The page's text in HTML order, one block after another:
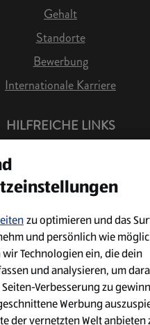
Gehalt
Standorte
Bewerbung
Internationale Karriere
HILFREICHE LINKS
Job Benachrichtigung
Bewerberkonto
Leichte Sprache
Kontakt
zu optimieren und das
und persönlich wie
Technologien ein, die dein
und analysieren, um
Verbesserung zu
Werbung
der vernetzten Welt anbieten